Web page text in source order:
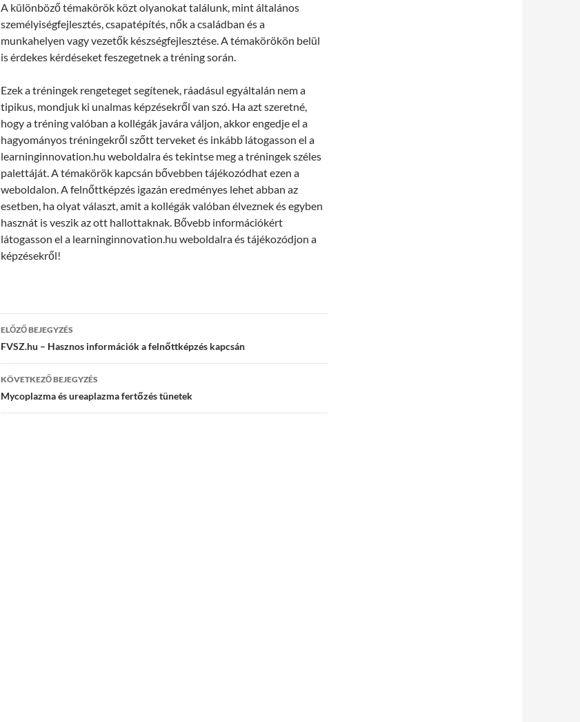
A különböző témakörök közt olyanokat találunk, mint általános
személyiségfejlesztés, csapatépítés, nők a családban és a
munkahelyen vagy vezetők készségfejlesztése. A témakörökön belül
is érdekes kérdéseket feszegetnek a tréning során.
Ezek a tréningek rengeteget segítenek, ráadásul egyáltalán nem a
tipikus, mondjuk ki unalmas képzésekről van szó. Ha azt szeretné,
hogy a tréning valóban a kollégák javára váljon, akkor engedje el a
hagyományos tréningekről szőtt terveket és inkább látogasson el a
learninginnovation.hu weboldalra és tekintse meg a tréningek széles
palettáját. A témakörök kapcsán bővebben tájékozódhat ezen a
weboldalon. A felnőttképzés igazán eredményes lehet abban az
esetben, ha olyat választ, amit a kollégák valóban élveznek és egyben
hasznát is veszik az ott hallottaknak. Bővebb információkért
látogasson el a learninginnovation.hu weboldalra és tájékozódjon a
képzésekről!
Bejegyzés
navigáció
ELŐZŐ BEJEGYZÉS
FVSZ.hu – Hasznos információk a felnőttképzés kapcsán
KÖVETKEZŐ BEJEGYZÉS
Mycoplazma és ureaplazma fertőzés tünetek